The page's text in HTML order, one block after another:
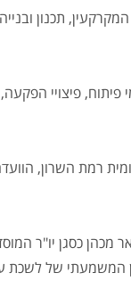
תכנון
פיתוח, פיצויי
רמת השרון,
כסגן יו"ר
המשמעתי של לשכת